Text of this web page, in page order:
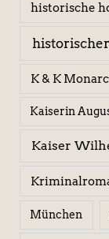
historische
K & K
Kaiserin
Kaiser
München